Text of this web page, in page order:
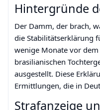
Hintergründe
Der Damm, der brach,
die Stabilitätserklärung
wenige Monate vor
brasilianischen
ausgestellt. Diese
Ermittlungen, die in
Strafanzeige